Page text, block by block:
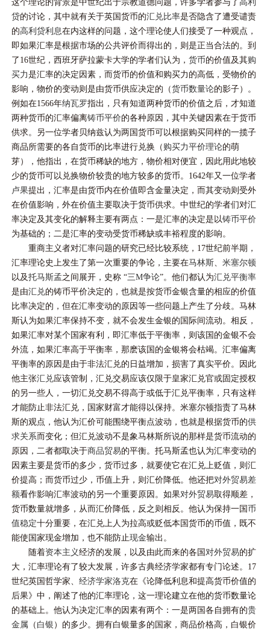
这个理论的背景是中世纪出于宗教道德问题，许多学者参与了高利
贷的讨论，其中就有关于英国货币的汇兑比率是否隐含了遭受谴责
的高利贷利息在内这样的问题，这个理论使人们接受了一种观点，
即如果汇率是根据市场的公共评价而得出的，则是正当合法的。到
了16世纪，西班牙萨拉蒙卡大学的学者们认为，货币的价值及其购
买力是汇率的决定因素，而货币的价值和购买力的高低，受物价的
影响，物价的变动则是由货币供应决定的（货币数量论的影子）。
例如在1566年纳瓦罗指出，只有知道两种货币的价值之后，才知道
两种货币的汇率偏离铸币平价的各种原因，其中关键因素在于货币
供求。另一位学者贝纳兹认为两国货币可以根据购买同样的一揽子
商品所需要的各自货币的比率进行兑换（ 购买力平价理论的萌
芽），他指出，在货币稀缺的地方，物价相对便宜，因此用此地较
少的货币可以兑换物价较贵的地方较多的货币。1642年又一位学者
卢果提出，汇率是由货币内在价值即含金量决定，而其变动则受外
在价值影响，外在价值主要取决于货币供求。中世纪的学者们对汇
率决定及其变化的解释主要有两点：一是汇率的决定是以铸币平价
为基础的；二是汇率的变动受货币稀缺或丰裕程度的影响。
重商主义者对汇率问题的研究已经比较系统，17世纪前半期，
汇率理论史上发生了第一次重要的争论，主要在马林斯、米塞尔顿
以及托马斯孟之间展开，史称 “三M争论”。他们都认为汇兑平衡率
是由汇兑的铸币平价决定的，也就是按货币金银含量的相应的价值
比率决定的，但在汇率变动的原因等一些问题上产生了分歧。马林
斯认为如果汇率保持不变，就不会发生金银的国际间流动。相反，
如果汇率对某个国家有利，即汇率低于平衡率，则该国的金银不会
外流，如果汇率高于平衡率，那麽该国的金银将会枯竭。汇率偏离
平衡率的原因是由于非法汇兑的日益增加，损害了真实平价。因此
他主张汇兑应该管制，汇兑交易应该仅限于皇家汇兑官或固定授权
的另一些人，一切汇兑交易不得高于或低于汇兑平衡率，只有这样
才能防止非法汇兑，国家财富才能得以保持。米塞尔顿指责了马林
斯的观点，他认为汇价可能围绕平衡点波动，也就是根据货币的供
求关系而变化；但汇兑波动不是象马林斯所说的那样是货币流动的
原因，二者都取决于商品贸易的平衡。托马斯孟也认为汇率变动的
因素主要是货币的多少，货币过多，就要使它在汇兑上贬值，则汇
价提高；而货币过少，币值上升，则汇价降低。他还把对外贸易差
额看作影响汇率波动的另一个重要原因。如果对外贸易取得顺差，
货币数量就增多，从而汇价降低，反之则相反。他认为保持一国 币
值稳定十分重要，在汇兑上人为拉高或贬低本国货币的币值，既不
能使国家现金增加，也不能防止现金输出。
随着资本主义经济的发展，以及由此而来的各国对外贸易的扩
大，汇率理论有了较大发展，许多古典经济学家都有专门论述。17
世纪英国哲学家、经济学家洛克在《论降低利息和提高货币价值的
后果》中，阐述了他的汇率理论，这一理论建立在他的货币数量论
的基础上。他认为决定汇率的因素有两个：一是两国各自拥有的贵
金属 （ 白银 ）的多少。拥有白银量多的国家，商品价格高，白银价